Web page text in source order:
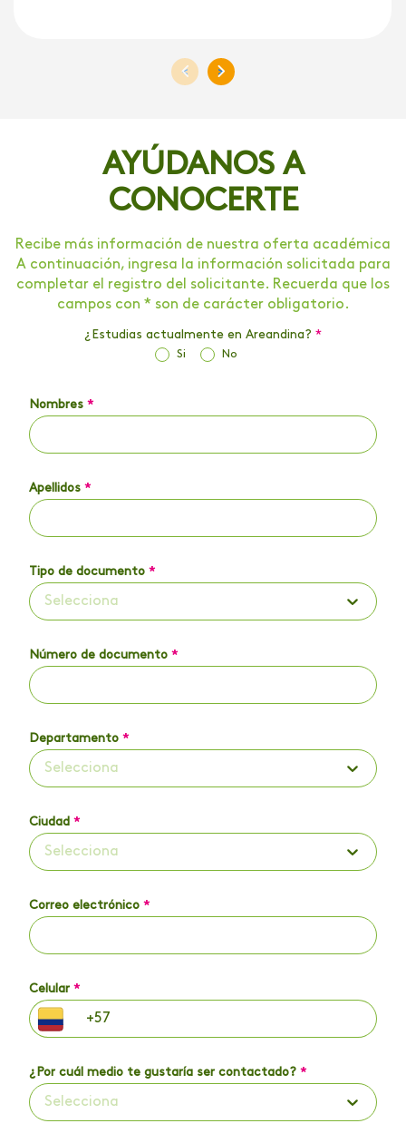
< >
AYÚDANOS A
CONOCERTE
Recibe más información de nuestra oferta académica
A continuación, ingresa la información solicitada para
completar el registro del solicitante. Recuerda que los
campos con * son de carácter obligatorio.
¿Estudias actualmente en Areandina? *
Si No
Nombres *
Apellidos *
Tipo de documento *
Selecciona
Número de documento *
Departamento *
Selecciona
Ciudad *
Selecciona
Correo electrónico *
Celular *
¿Por cuál medio te gustaría ser contactado? *
Selecciona